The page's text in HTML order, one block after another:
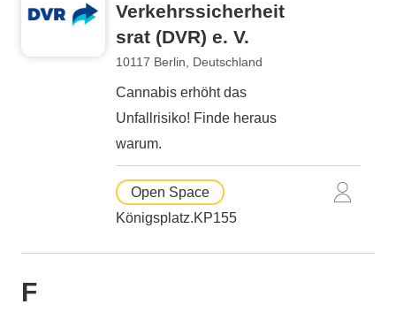
Verkehrssicherheit
srat (DVR) e. V.
10117 Berlin, Deutschland
Cannabis erhöht das
Unfallrisiko! Finde heraus
warum.
Open Space
Königsplatz.KP155
F